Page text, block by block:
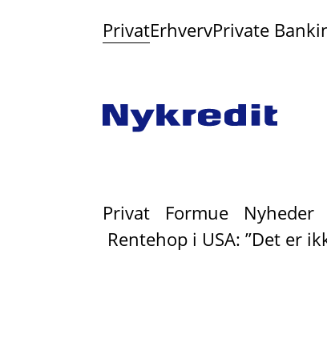
PrivatErhvervPrivate
Privat Formue Nyheder
Rentehop i USA: ”Det er